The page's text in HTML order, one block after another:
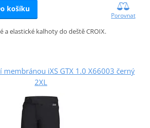
košíku
Porovnat
a elastické kalhoty do deště CROIX.
iXS GTX 1.0 X66003 černý
2XL